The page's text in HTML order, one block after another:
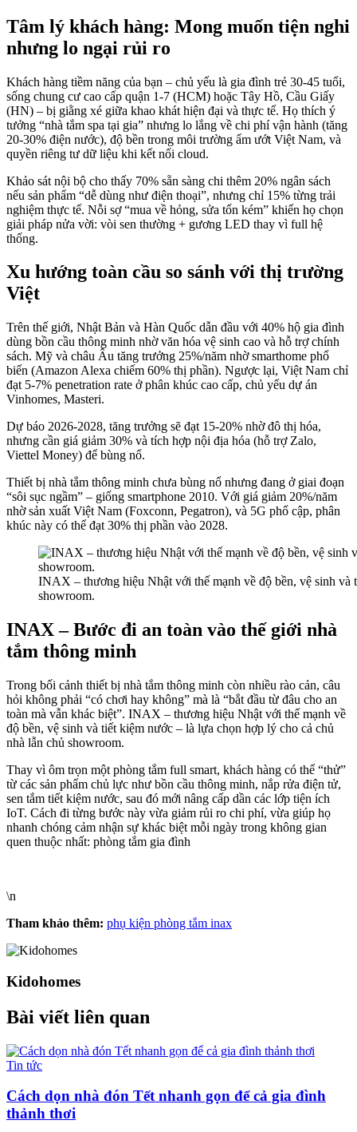
Tâm lý khách hàng: Mong muốn tiện nghi
nhưng lo ngại rủi ro
Khách hàng tiềm năng của bạn – chủ yếu là gia đình trẻ 30-45 tuổi,
sống chung cư cao cấp quận 1-7 (HCM) hoặc Tây Hồ, Cầu Giấy
(HN) – bị giằng xé giữa khao khát hiện đại và thực tế. Họ thích ý
tưởng “nhà tắm spa tại gia” nhưng lo lắng về chi phí vận hành (tăng
20-30% điện nước), độ bền trong môi trường ẩm ướt Việt Nam, và
quyền riêng tư dữ liệu khi kết nối cloud.
Khảo sát nội bộ cho thấy 70% sẵn sàng chi thêm 20% ngân sách
nếu sản phẩm “dễ dùng như điện thoại”, nhưng chỉ 15% từng trải
nghiệm thực tế. Nỗi sợ “mua về hỏng, sửa tốn kém” khiến họ chọn
giải pháp nửa vời: vòi sen thường + gương LED thay vì full hệ
thống.
Xu hướng toàn cầu so sánh với thị trường
Việt
Trên thế giới, Nhật Bản và Hàn Quốc dẫn đầu với 40% hộ gia đình
dùng bồn cầu thông minh nhờ văn hóa vệ sinh cao và hỗ trợ chính
sách. Mỹ và châu Âu tăng trưởng 25%/năm nhờ smarthome phổ
biến (Amazon Alexa chiếm 60% thị phần). Ngược lại, Việt Nam chỉ
đạt 5-7% penetration rate ở phân khúc cao cấp, chủ yếu dự án
Vinhomes, Masteri.
Dự báo 2026-2028, tăng trưởng sẽ đạt 15-20% nhờ đô thị hóa,
nhưng cần giá giảm 30% và tích hợp nội địa hóa (hỗ trợ Zalo,
Viettel Money) để bùng nổ.
Thiết bị nhà tắm thông minh chưa bùng nổ nhưng đang ở giai đoạn
“sôi sục ngầm” – giống smartphone 2010. Với giá giảm 20%/năm
nhờ sản xuất Việt Nam (Foxconn, Pegatron), và 5G phổ cập, phân
khúc này có thể đạt 30% thị phần vào 2028.
INAX – thương hiệu Nhật với thế mạnh về độ bền, vệ sinh
showroom.​
INAX – Bước đi an toàn vào thế giới nhà
tắm thông minh
Trong bối cảnh thiết bị nhà tắm thông minh còn nhiều rào cản, câu
hỏi không phải “có chơi hay không” mà là “bắt đầu từ đâu cho an
toàn mà vẫn khác biệt”. INAX – thương hiệu Nhật với thế mạnh về
độ bền, vệ sinh và tiết kiệm nước – là lựa chọn hợp lý cho cả chủ
nhà lẫn chủ showroom.​
Thay vì ôm trọn một phòng tắm full smart, khách hàng có thể “thử”
từ các sản phẩm chủ lực như bồn cầu thông minh, nắp rửa điện tử,
sen tắm tiết kiệm nước, sau đó mới nâng cấp dần các lớp tiện ích
IoT. Cách đi từng bước này vừa giảm rủi ro chi phí, vừa giúp họ
nhanh chóng cảm nhận sự khác biệt mỗi ngày trong không gian
quen thuộc nhất: phòng tắm gia đình
\n
Tham khảo thêm: phụ kiện phòng tắm inax
Kidohomes
Bài viết liên quan
Tin tức
Cách dọn nhà đón Tết nhanh gọn để cả gia đình
thảnh thơi